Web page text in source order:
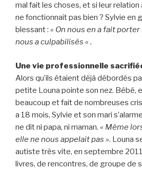
mal fait les choses, et si leur
ne fonctionnait pas bien ? Sylvie en
blessant : « On nous en a fait
nous a culpabilisés « .
Une vie professionnelle
Alors qu’ils étaient déjà débordés
petite Louna pointe son nez. Bébé,
beaucoup et fait de nombreuses
a 18 mois, Sylvie et son mari
ne dit ni papa, ni maman. « Même
elle ne nous appelait pas ». Louna
autiste très vite, en septembre
livres, de rencontres, de groupe de